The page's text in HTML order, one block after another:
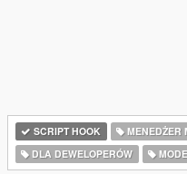
SCRIPT HOOK MENEDŻER
DLA DEWELOPERÓW